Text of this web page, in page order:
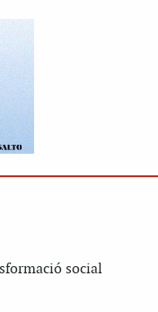
social